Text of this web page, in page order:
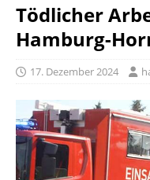
Tödlicher
Hamburg-
17. Dezember 2024